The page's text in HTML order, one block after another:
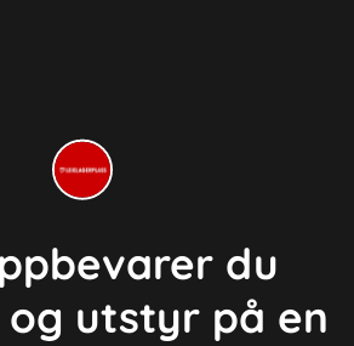
du
utstyr på en